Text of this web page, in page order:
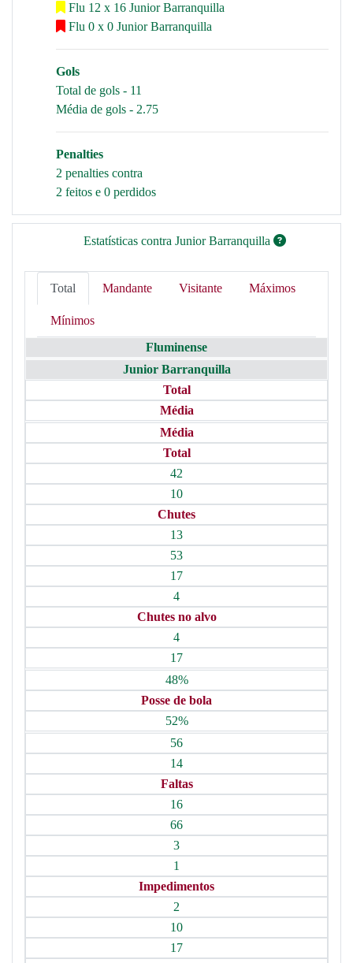
Flu 12 x 16 Junior Barranquilla
Flu 0 x 0 Junior Barranquilla
Gols
Total de gols - 11
Média de gols - 2.75
Penalties
2 penalties contra
2 feitos e 0 perdidos
Estatísticas contra Junior Barranquilla
Total Mandante Visitante Máximos
Mínimos
Fluminense
Junior Barranquilla
Total
Média
Média
Total
42
10
Chutes
13
53
17
4
Chutes no alvo
4
17
48%
Posse de bola
52%
56
14
Faltas
16
66
3
1
Impedimentos
2
10
17